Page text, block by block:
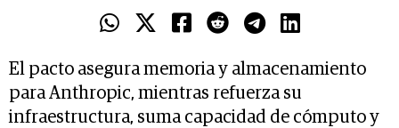
El pacto asegura memoria y almacenamiento
para Anthropic, mientras refuerza su
infraestructura, suma capacidad de cómputo y